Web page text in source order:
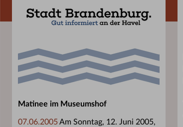
Matinee im Museumshof
07.06.2005Am Sonntag, 12. Juni 2005,